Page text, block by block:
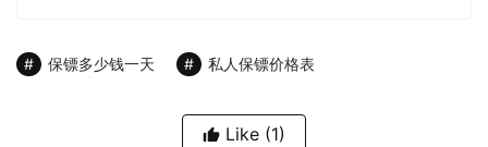
保镖多少钱一天 私人保镖价格表
Like (1)